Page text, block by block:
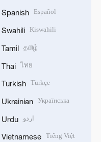
Spanish Español
Swahili Kiswahili
Tamil தமிழ்
Thai ไทย
Turkish Türkçe
Ukrainian Українська
Urdu اردو
Vietnamese Tiếng Việt